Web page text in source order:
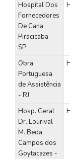
Hospital Dos
Fornecedores
De Cana
Piracicaba -
SP
Obra
Portuguesa
de Assistência
- RJ
Hosp. Geral
Dr. Lourival
M. Beda
Campos dos
Goytacazes -